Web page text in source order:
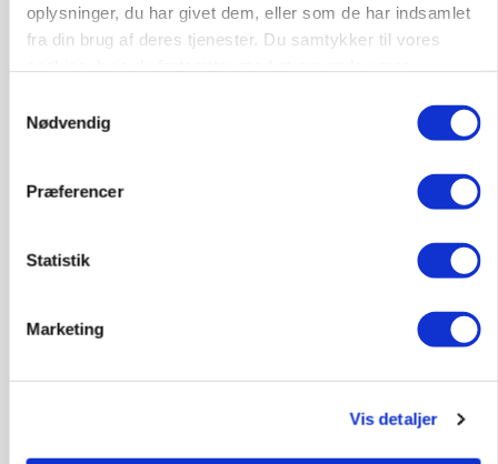
oplysninger, du har givet dem, eller som de har indsamlet
fra din brug af deres tjenester. Du samtykker til vores
Nødvendig
Præferencer
Statistik
Marketing
Vis detaljer
»Nu stopper I«: Landbrugsdebattør og
gødskningslov